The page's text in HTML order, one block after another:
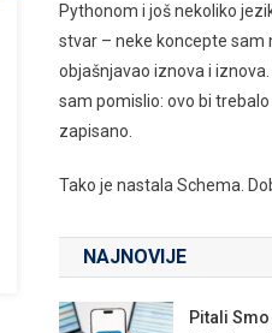
Pythonom i još nekoliko
stvar – neke koncepte sam
objašnjavao iznova i
sam pomislio: ovo bi
zapisano.
Tako je nastala Schema.
NAJNOVIJE
Pitali